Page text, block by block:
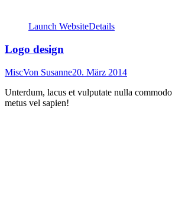
Launch WebsiteDetails
Logo design
MiscVon Susanne20. März 2014
Unterdum, lacus et vulputate nulla
metus vel sapien!